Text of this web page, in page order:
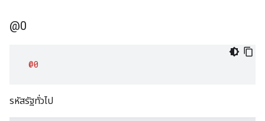
@0
@0
รหัสรัฐทั่วไป